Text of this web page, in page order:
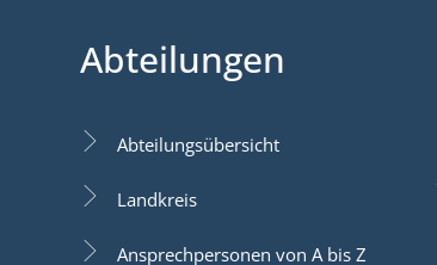
Abteilungen
Abteilungsübersicht
Landkreis
Ansprechpersonen von A bis Z